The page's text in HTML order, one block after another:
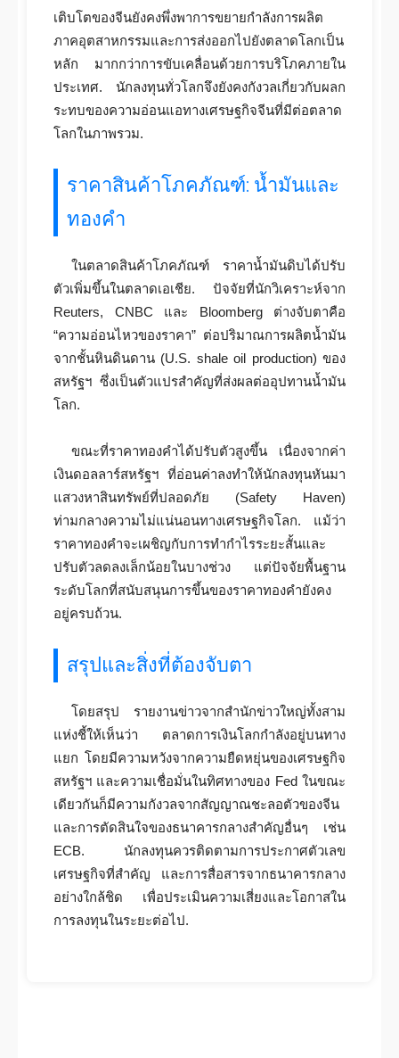
เติบโตของจีนยังคงพึ่งพาการขยายกำลังการผลิต
ภาคอุตสาหกรรมและการส่งออกไปยังตลาดโลกเป็น
หลัก มากกว่าการขับเคลื่อนด้วยการบริโภคภายใน
ประเทศ. นักลงทุนทั่วโลกจึงยังคงกังวลเกี่ยวกับผลก
ระทบของความอ่อนแอทางเศรษฐกิจจีนที่มีต่อตลาด
โลกในภาพรวม.
ราคาสินค้าโภคภัณฑ์: น้ำมันและ
ทองคำ
ในตลาดสินค้าโภคภัณฑ์ ราคาน้ำมันดิบได้ปรับ
ตัวเพิ่มขึ้นในตลาดเอเชีย. ปัจจัยที่นักวิเคราะห์จาก
Reuters, CNBC และ Bloomberg ต่างจับตาคือ
“ความอ่อนไหวของราคา” ต่อปริมาณการผลิตน้ำมัน
จากชั้นหินดินดาน (U.S. shale oil production) ของ
สหรัฐฯ ซึ่งเป็นตัวแปรสำคัญที่ส่งผลต่ออุปทานน้ำมัน
โลก.
ขณะที่ราคาทองคำได้ปรับตัวสูงขึ้น เนื่องจากค่า
เงินดอลลาร์สหรัฐฯ ที่อ่อนค่าลงทำให้นักลงทุนหันมา
แสวงหาสินทรัพย์ที่ปลอดภัย (Safety Haven)
ท่ามกลางความไม่แน่นอนทางเศรษฐกิจโลก. แม้ว่า
ราคาทองคำจะเผชิญกับการทำกำไรระยะสั้นและ
ปรับตัวลดลงเล็กน้อยในบางช่วง แต่ปัจจัยพื้นฐาน
ระดับโลกที่สนับสนุนการขึ้นของราคาทองคำยังคง
อยู่ครบถ้วน.
สรุปและสิ่งที่ต้องจับตา
โดยสรุป รายงานข่าวจากสำนักข่าวใหญ่ทั้งสาม
แห่งชี้ให้เห็นว่า ตลาดการเงินโลกกำลังอยู่บนทาง
แยก โดยมีความหวังจากความยืดหยุ่นของเศรษฐกิจ
สหรัฐฯ และความเชื่อมั่นในทิศทางของ Fed ในขณะ
เดียวกันก็มีความกังวลจากสัญญาณชะลอตัวของจีน
และการตัดสินใจของธนาคารกลางสำคัญอื่นๆ เช่น
ECB. นักลงทุนควรติดตามการประกาศตัวเลข
เศรษฐกิจที่สำคัญ และการสื่อสารจากธนาคารกลาง
อย่างใกล้ชิด เพื่อประเมินความเสี่ยงและโอกาสใน
การลงทุนในระยะต่อไป.